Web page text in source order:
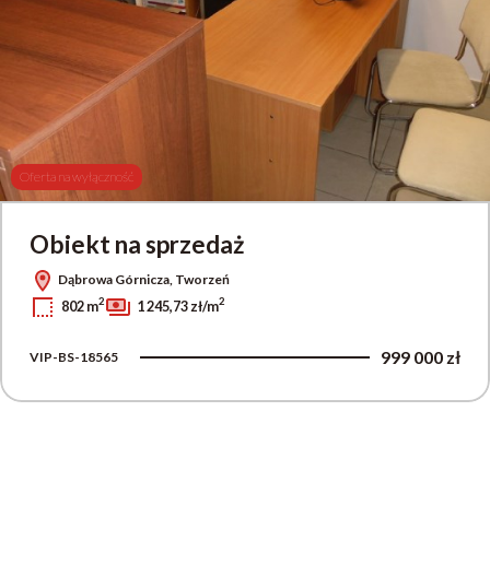
Oferta na wyłączność
Obiekt na sprzedaż
Dąbrowa Górnicza, Tworzeń
802 m2 1 245,73 zł/m2
VIP-BS-18565 999 000 zł